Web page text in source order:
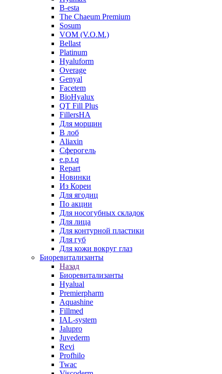
B-esta
The Chaeum Premium
Sosum
VOM (V.O.M.)
Bellast
Platinum
Hyaluform
Overage
Genyal
Facetem
BioHyalux
QT Fill Plus
FillersHA
Для морщин
В лоб
Aliaxin
Сферогель
e.p.t.q
Repart
Новинки
Из Кореи
Для ягодиц
По акции
Для носогубных складок
Для лица
Для контурной пластики
Для губ
Для кожи вокруг глаз
Биоревитализанты
Назад
Биоревитализанты
Hyalual
Premierpharm
Aquashine
Fillmed
IAL-system
Jalupro
Juvederm
Revi
Profhilo
Twac